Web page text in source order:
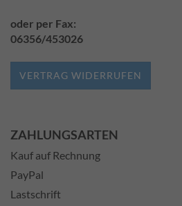
oder per Fax:
06356/453026
VERTRAG WIDERRUFEN
ZAHLUNGSARTEN
Kauf auf Rechnung
PayPal
Lastschrift